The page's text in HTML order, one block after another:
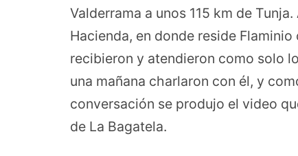
Valderrama a unos 115 km de
Hacienda, en donde reside
recibieron y atendieron como solo
una mañana charlaron con él, y
conversación se produjo el video
de La Bagatela.